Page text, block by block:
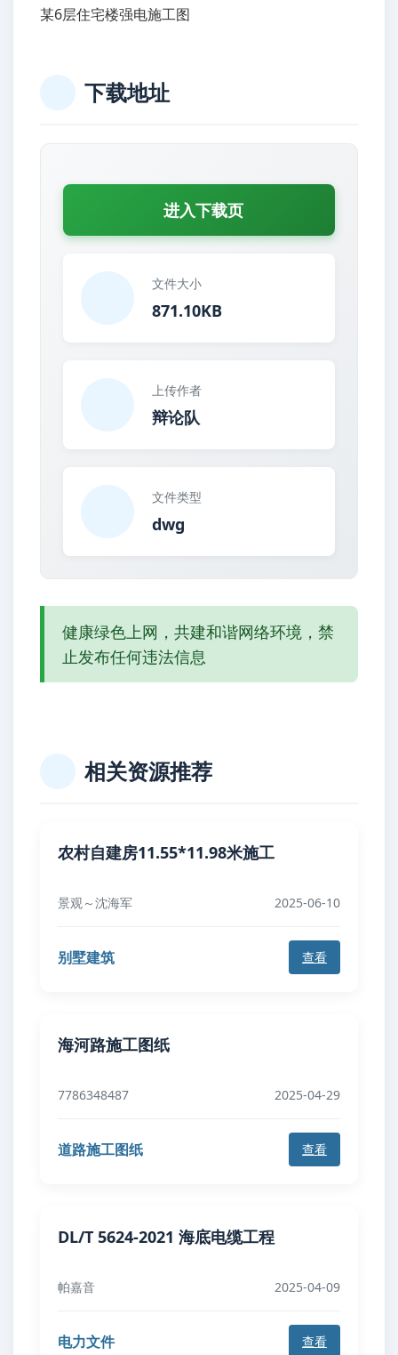
某6层住宅楼强电施工图
下载地址
进入下载页
文件大小
871.10KB
上传作者
辩论队
文件类型
dwg
健康绿色上网，共建和谐网络环境，禁
止发布任何违法信息
相关资源推荐
农村自建房11.55*11.98米施工
景观～沈海军 2025-06-10
别墅建筑 查看
海河路施工图纸
7786348487 2025-04-29
道路施工图纸 查看
DL/T 5624-2021 海底电缆工程
帕嘉音 2025-04-09
电力文件 查看